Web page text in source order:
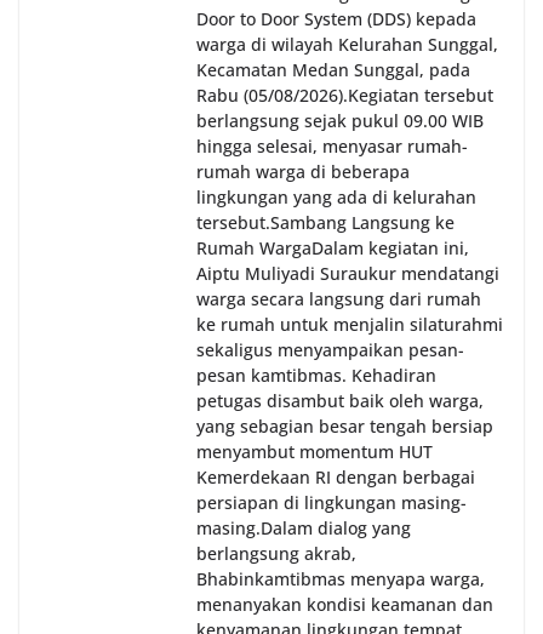
Door to Door System (DDS) kepada
warga di wilayah Kelurahan Sunggal,
Kecamatan Medan Sunggal, pada
Rabu (05/08/2026).‎‎Kegiatan tersebut
berlangsung sejak pukul 09.00 WIB
hingga selesai, menyasar rumah-
rumah warga di beberapa
lingkungan yang ada di kelurahan
tersebut.‎Sambang Langsung ke
Rumah Warga‎Dalam kegiatan ini,
Aiptu Muliyadi Suraukur mendatangi
warga secara langsung dari rumah
ke rumah untuk menjalin silaturahmi
sekaligus menyampaikan pesan-
pesan kamtibmas. Kehadiran
petugas disambut baik oleh warga,
yang sebagian besar tengah bersiap
menyambut momentum HUT
Kemerdekaan RI dengan berbagai
persiapan di lingkungan masing-
masing.‎Dalam dialog yang
berlangsung akrab,
Bhabinkamtibmas menyapa warga,
menanyakan kondisi keamanan dan